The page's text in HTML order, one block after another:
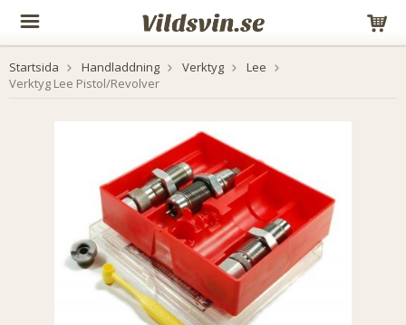
Startsida Handladdning Verktyg
Lee
Verktyg Lee Pistol/Revolver